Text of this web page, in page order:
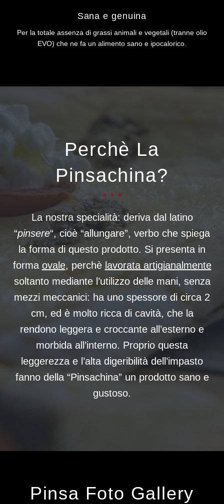
Sana e genuina
Per la totale assenza di grassi animali e vegetali (tranne olio
EVO) che ne fa un alimento sano e ipocalorico.
Perchè La
Pinsachina?
La nostra specialità: deriva dal latino
“pinsere“, cioè “allungare”, verbo che spiega
la forma di questo prodotto. Si presenta in
forma ovale, perchè lavorata artigianalmente
soltanto mediante l’utilizzo delle mani, senza
mezzi meccanici: ha uno spessore di circa 2
cm, ed è molto ricca di cavità, che la
rendono leggera e croccante all’esterno e
morbida all’interno. Proprio questa
leggerezza e l’alta digeribilità dell’impasto
fanno della “Pinsachina” un prodotto sano e
gustoso.
Pinsa Foto Gallery